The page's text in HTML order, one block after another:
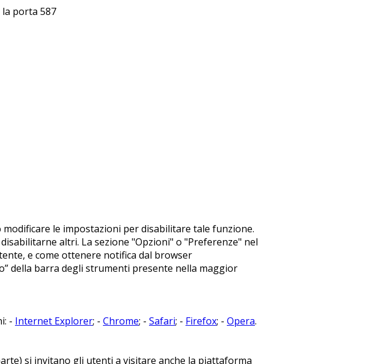
porta 587
le impostazioni per disabilitare tale funzione.
altri. La sezione "Opzioni" o "Preferenze" nel
e come ottenere notifica dal browser
della barra degli strumenti presente nella maggior
- Internet Explorer; - Chrome; - Safari; - Firefox; - Opera.
si invitano gli utenti a visitare anche la piattaforma